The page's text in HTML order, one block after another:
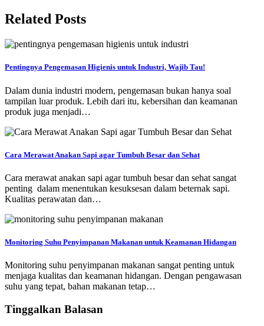
Related Posts
Pentingnya Pengemasan Higienis untuk Industri, Wajib Tau!
Dalam dunia industri modern, pengemasan bukan hanya soal
tampilan luar produk. Lebih dari itu, kebersihan dan keamanan
produk juga menjadi…
Cara Merawat Anakan Sapi agar Tumbuh Besar dan Sehat
Cara merawat anakan sapi agar tumbuh besar dan sehat sangat
penting dalam menentukan kesuksesan dalam beternak sapi.
Kualitas perawatan dan…
Monitoring Suhu Penyimpanan Makanan untuk Keamanan Hidangan
Monitoring suhu penyimpanan makanan sangat penting untuk
menjaga kualitas dan keamanan hidangan. Dengan pengawasan
suhu yang tepat, bahan makanan tetap…
Tinggalkan Balasan